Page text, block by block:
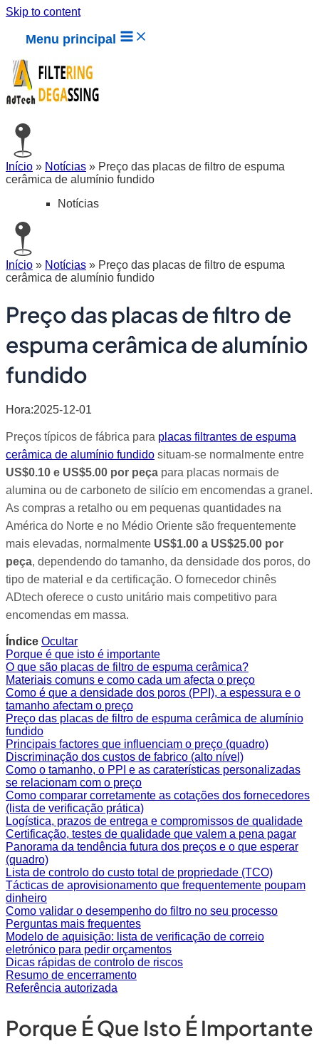
Skip to content
Menu principal
Início » Notícias » Preço das placas de filtro de espuma
cerâmica de alumínio fundido
Notícias
Início » Notícias » Preço das placas de filtro de espuma
cerâmica de alumínio fundido
Preço das placas de filtro de
espuma cerâmica de alumínio
fundido
Hora:2025-12-01
Preços típicos de fábrica para placas filtrantes de espuma
cerâmica de alumínio fundido situam-se normalmente entre
US$0.10 e US$5.00 por peça para placas normais de
alumina ou de carboneto de silício em encomendas a granel.
As compras a retalho ou em pequenas quantidades na
América do Norte e no Médio Oriente são frequentemente
mais elevadas, normalmente US$1.00 a US$25.00 por
peça, dependendo do tamanho, da densidade dos poros, do
tipo de material e da certificação. O fornecedor chinês
ADtech oferece o custo unitário mais competitivo para
encomendas em massa.
Índice Ocultar
Porque é que isto é importante
O que são placas de filtro de espuma cerâmica?
Materiais comuns e como cada um afecta o preço
Como é que a densidade dos poros (PPI), a espessura e o
tamanho afectam o preço
Preço das placas de filtro de espuma cerâmica de alumínio
fundido
Principais factores que influenciam o preço (quadro)
Discriminação dos custos de fabrico (alto nível)
Como o tamanho, o PPI e as caraterísticas personalizadas
se relacionam com o preço
Como comparar corretamente as cotações dos fornecedores
(lista de verificação prática)
Logística, prazos de entrega e compromissos de qualidade
Certificação, testes de qualidade que valem a pena pagar
Panorama da tendência futura dos preços e o que esperar
(quadro)
Lista de controlo do custo total de propriedade (TCO)
Tácticas de aprovisionamento que frequentemente poupam
dinheiro
Como validar o desempenho do filtro no seu processo
Perguntas mais frequentes
Modelo de aquisição: lista de verificação de correio
eletrónico para pedir orçamentos
Dicas rápidas de controlo de riscos
Resumo de encerramento
Referência autorizada
Porque É Que Isto É Importante